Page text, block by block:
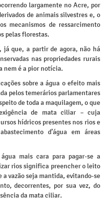
largamente no Acre, por
de animais silvestres e, o
mecanismos de ressarcimento
pelas florestas.
já que, a partir de agora, não há
nas propriedades rurais
nem é a pior notícia.
sobre a água o efeito mais
pelos temerários parlamentares
de toda a maquilagem, o que
de mata ciliar – cuja
hídricos presentes nos rios e
d’água em áreas
mais cara para pagar-se a
rios significa preencher o leito
vazão seja mantida, evitando-se
decorrentes, por sua vez, do
da mata ciliar.